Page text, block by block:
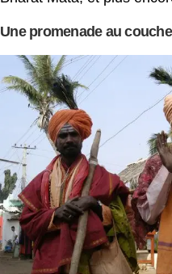
Une promenade au